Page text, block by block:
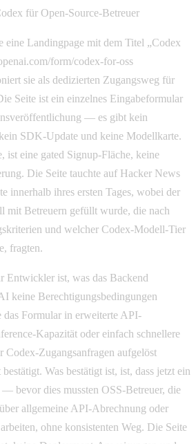
für Open-Source-Betreuer
eine Landingpage mit dem Titel „Codex
form/codex-for-oss
sie als dedizierten Zugangsweg für
Seite ist ein einzelnes Eingabeformular
— es gibt kein
SDK-Update und keine Modellkarte.
ist eine gated Signup-Fläche, keine
Die Seite tauchte auf Hacker News
innerhalb ihres ersten Tages, wobei der
mit Betreuern gefüllt wurde, die nach
und welcher Codex-Modell-Tier
fragten.
Entwickler ist, was das Backend
keine Berechtigungsbedingungen
Formular in erweiterte API-
Kapazität oder einfach schnellere
Codex-Zugangsanfragen aufgelöst
Was bestätigt ist, ist, dass jetzt ein
bevor dies mussten OSS-Betreuer, die
allgemeine API-Abrechnung oder
ohne konsistenten Weg. Die Seite